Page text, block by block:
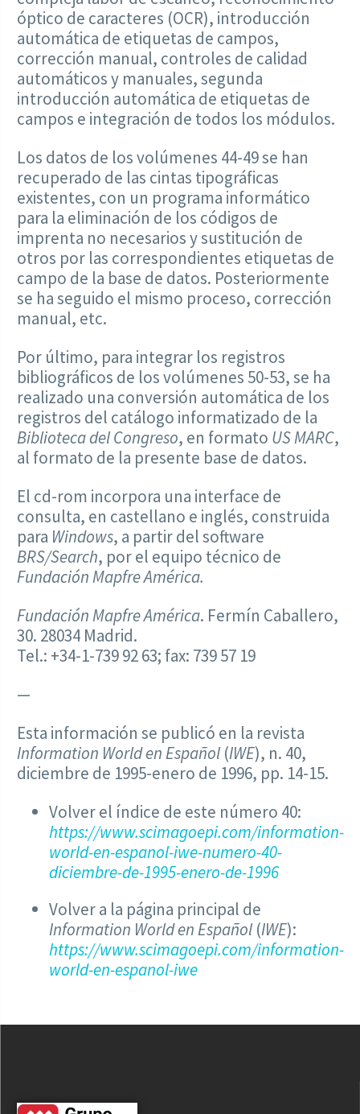
óptico de caracteres (OCR), introducción
automática de etiquetas de campos,
corrección manual, controles de calidad
automáticos y manuales, segunda
introducción automática de etiquetas de
campos e integración de todos los módulos.
Los datos de los volúmenes 44-49 se han
recuperado de las cintas tipográficas
existentes, con un programa informático
para la eliminación de los códigos de
imprenta no necesarios y sustitución de
otros por las correspondientes etiquetas de
campo de la base de datos. Posteriormente
se ha seguido el mismo proceso, corrección
manual, etc.
Por último, para integrar los registros
bibliográficos de los volúmenes 50-53, se ha
realizado una conversión automática de los
registros del catálogo informatizado de la
Biblioteca del Congreso, en formato US MARC,
al formato de la presente base de datos.
El cd-rom incorpora una interface de
consulta, en castellano e inglés, construida
para Windows, a partir del software
BRS/Search, por el equipo técnico de
Fundación Mapfre América.
Fundación Mapfre América. Fermín Caballero,
30. 28034 Madrid.
Tel.: +34-1-739 92 63; fax: 739 57 19
—
Esta información se publicó en la revista
Information World en Español (IWE), n. 40,
diciembre de 1995-enero de 1996, pp. 14-15.
Volver el índice de este número 40:
https://www.scimagoepi.com/information-
world-en-espanol-iwe-numero-40-
diciembre-de-1995-enero-de-1996
Volver a la página principal de
Information World en Español (IWE):
https://www.scimagoepi.com/information-
world-en-espanol-iwe